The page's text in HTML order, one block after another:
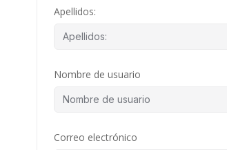
Apellidos:
Nombre de usuario
Correo electrónico